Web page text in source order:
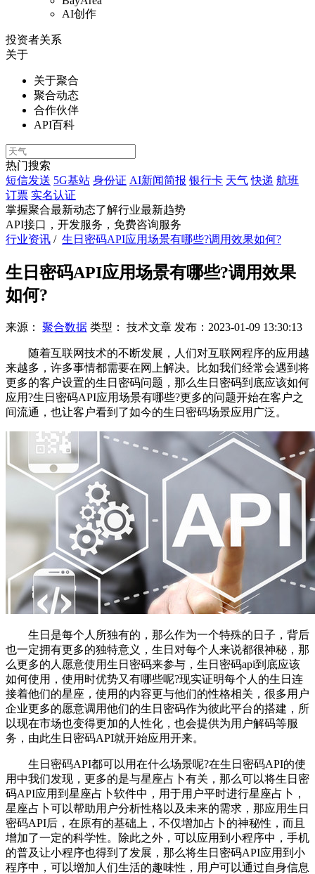
AI创作
投资者关系
关于
关于聚合
聚合动态
合作伙伴
API百科
热门搜索
短信发送 5G基站 身份证 AI新闻简报 银行卡 天气 快递 航班
订票 实名认证
掌握聚合最新动态了解行业最新趋势
API接口，开发服务，免费咨询服务
行业资讯 / 生日密码API应用场景有哪些?调用效果如何?
生日密码API应用场景有哪些?调用效果
如何?
来源： 聚合数据 类型： 技术文章 发布： 2023-01-09 13:30:13
随着互联网技术的不断发展，人们对互联网程序的应用越
来越多，许多事情都需要在网上解决。比如我们经常会遇到将
更多的客户设置的生日密码问题，那么生日密码到底应该如何
应用?生日密码API应用场景有哪些?更多的问题开始在客户之
间流通，也让客户看到了如今的生日密码场景应用广泛。
生日是每个人所独有的，那么作为一个特殊的日子，背后
也一定拥有更多的独特意义，生日对每个人来说都很神秘，那
么更多的人愿意使用生日密码来参与，生日密码api到底应该
如何使用，使用时优势又有哪些呢?现实证明每个人的生日连
接着他们的星座，使用的内容更与他们的性格相关，很多用户
企业更多的愿意调用他们的生日密码作为彼此平台的搭建，所
以现在市场也变得更加的人性化，也会提供为用户解码等服
务，由此生日密码API就开始应用开来。
生日密码API都可以用在什么场景呢?在生日密码API的使
用中我们发现，更多的是与星座占卜有关，那么可以将生日密
码API应用到星座占卜软件中，用于用户平时进行星座占卜，
星座占卜可以帮助用户分析性格以及未来的需求，那应用生日
密码API后，在原有的基础上，不仅增加占卜的神秘性，而且
增加了一定的科学性。除此之外，可以应用到小程序中，手机
的普及让小程序也得到了发展，那么将生日密码API应用到小
程序中，可以增加人们生活的趣味性，用户可以通过自身信息